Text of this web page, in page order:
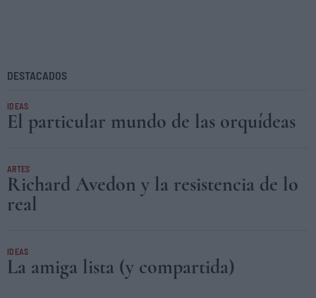
DESTACADOS
IDEAS
El particular mundo de las orquídeas
ARTES
Richard Avedon y la resistencia de lo
real
IDEAS
La amiga lista (y compartida)